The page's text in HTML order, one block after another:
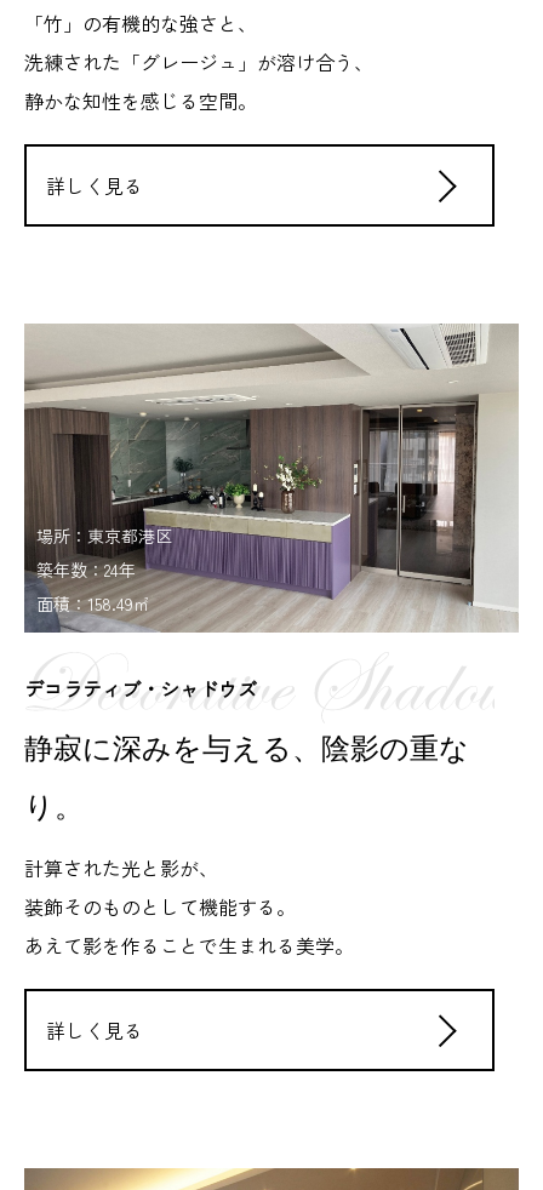
「竹」の有機的な強さと、
洗練された「グレージュ」が溶け合う、
静かな知性を感じる空間。
詳しく見る
場所：東京都港区
築年数：24年
面積：158.49㎡
デコラティブ・シャドウズ
静寂に深みを与える、陰影の重な
り。
計算された光と影が、
装飾そのものとして機能する。
あえて影を作ることで生まれる美学。
詳しく見る